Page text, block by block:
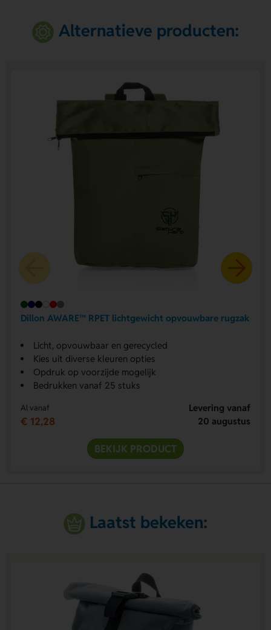
Alternatieve producten:
Dillon AWARE™ RPET lichtgewicht opvouwbare rugzak
Licht, opvouwbaar en gerecycled
Kies uit diverse kleuren opties
Opdruk op voorzijde mogelijk
Bedrukken vanaf 25 stuks
Al vanaf
€ 12,28
Levering vanaf
20 augustus
BEKIJK PRODUCT
Laatst bekeken: